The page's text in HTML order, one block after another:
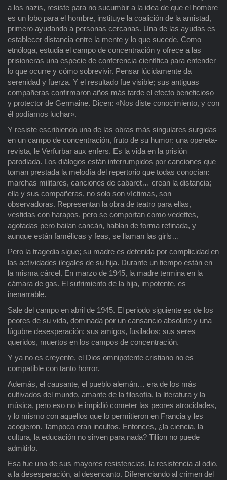
a los nazis, resiste para no sucumbir a la idea de que el hombre
es un lobo para el hombre, instituye la coalición de la amistad,
primero ayudando a personas cercanas. Una de las ayudas es
establecer distancia entre la mente y lo que sucede. Como
etnóloga, estudia el campo de concentración y ofrece a las
prisioneras una especie de conferencia científica para entender
lo que ocurre y cómo sobrevivir. Pensar lúcidamente da
serenidad y fuerza. Y el resultado fue visible; sus antiguas
compañeras confirmaron años más tarde el efecto beneficioso
y protector de Germaine. Dicen: «Nos diste conocimiento, y con
él podíamos luchar».
Y resiste escribiendo una de las obras más singulares surgidas
en un campo de concentración, fruto de su humor: una opereta-
revista, le Verfurbar aux enfers. Es la vida en la prisión
parodiada. Los diálogos están interrumpidos por canciones que
toman prestada la melodía del repertorio que todas conocían:
marchas militares, canciones de cabaret… crean la distancia;
ella y sus compañeras, no solo son víctimas, son
observadoras. Representan la obra de teatro para ellas,
vestidas con harapos, pero se comportan como vedettes,
agotadas pero bailan cancán, hablan de forma refinada, y
aunque están famélicas y feas, se llaman las girls…
Pero la tragedia sigue; su madre es detenida por complicidad en
las actividades ilegales de su hija. Durante un tiempo están en
la misma cárcel. En marzo de 1945, la madre termina en la
cámara de gas. El sufrimiento de la hija, impotente, es
inenarrable.
Sale del campo en abril de 1945. El periodo siguiente es de los
peores de su vida, dominada por un cansancio absoluto y una
lúgubre desesperación: sus amigos, fusilados; sus seres
queridos, muertos en los campos de concentración.
Y ya no es creyente, el Dios omnipotente cristiano no es
compatible con tanto horror.
Además, el causante, el pueblo alemán… era de los más
cultivados del mundo, amante de la filosofía, la literatura y la
música, pero eso no le impidió cometer las peores atrocidades,
y lo mismo con aquellos que lo permitieron en Francia y les
acogieron. Tampoco eran incultos. Entonces, ¿la ciencia, la
cultura, la educación no sirven para nada? Tillion no puede
admitirlo.
Esa fue una de sus mayores resistencias, la resistencia al odio,
a la desesperación, al desencanto. Diferenciando al crimen del